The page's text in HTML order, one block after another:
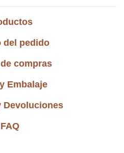
del pedido
compras
Embalaje
Devoluciones
FAQ